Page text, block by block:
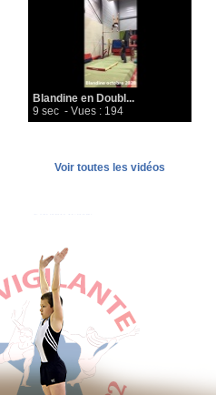
Blandine en Doubl...
9 sec - Vues : 194
Voir toutes les vidéos